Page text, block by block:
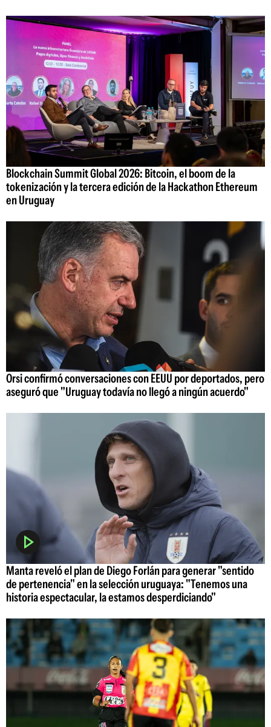
Blockchain Summit Global 2026: Bitcoin, el boom de la
tokenización y la tercera edición de la Hackathon Ethereum
en Uruguay
Orsi confirmó conversaciones con EEUU por deportados, pero
aseguró que "Uruguay todavía no llegó a ningún acuerdo"
Manta reveló el plan de Diego Forlán para generar "sentido
de pertenencia" en la selección uruguaya: "Tenemos una
historia espectacular, la estamos desperdiciando"